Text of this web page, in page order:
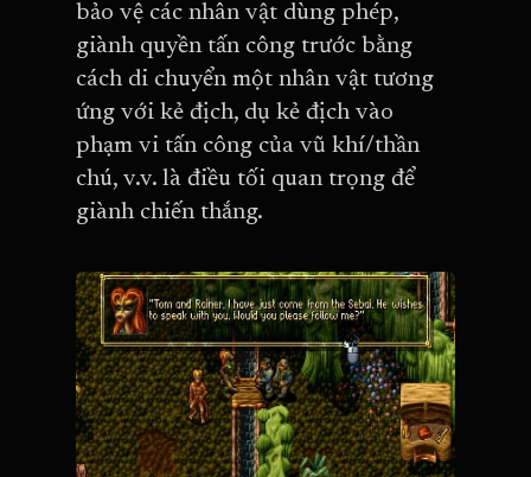
bảo vệ các nhân vật dùng phép,
giành quyền tấn công trước bằng
cách di chuyển một nhân vật tương
ứng với kẻ địch, dụ kẻ địch vào
phạm vi tấn công của vũ khí/thần
chú, v.v. là điều tối quan trọng để
giành chiến thắng.